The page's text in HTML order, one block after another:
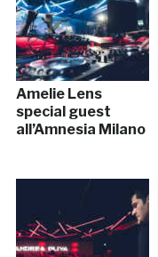
Amelie Lens
special guest
all’Amnesia Milano